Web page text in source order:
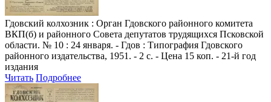
Гдовский колхозник : Орган Гдовского районного комитета
ВКП(б) и районного Совета депутатов трудящихся Псковской
области. № 10 : 24 января. - Гдов : Типография Гдовского
районного издательства, 1951. - 2 с. - Цена 15 коп. - 21-й год
издания
Читать Подробнее